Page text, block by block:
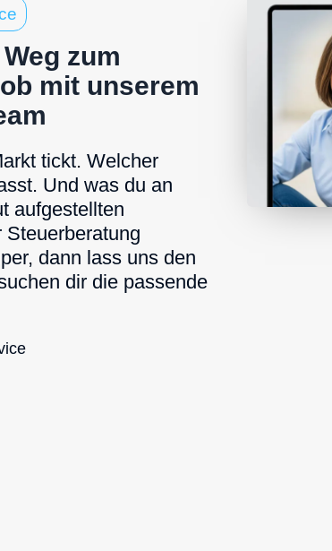
zum
mit unserem
tickt. Welcher
Und was du an
aufgestellten
dann lass uns den
dir die passende